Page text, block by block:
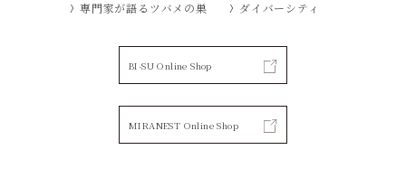
専門家が語るツバメの巣
ダイバーシティ
BI-SU Online Shop
MIRANEST Online Shop